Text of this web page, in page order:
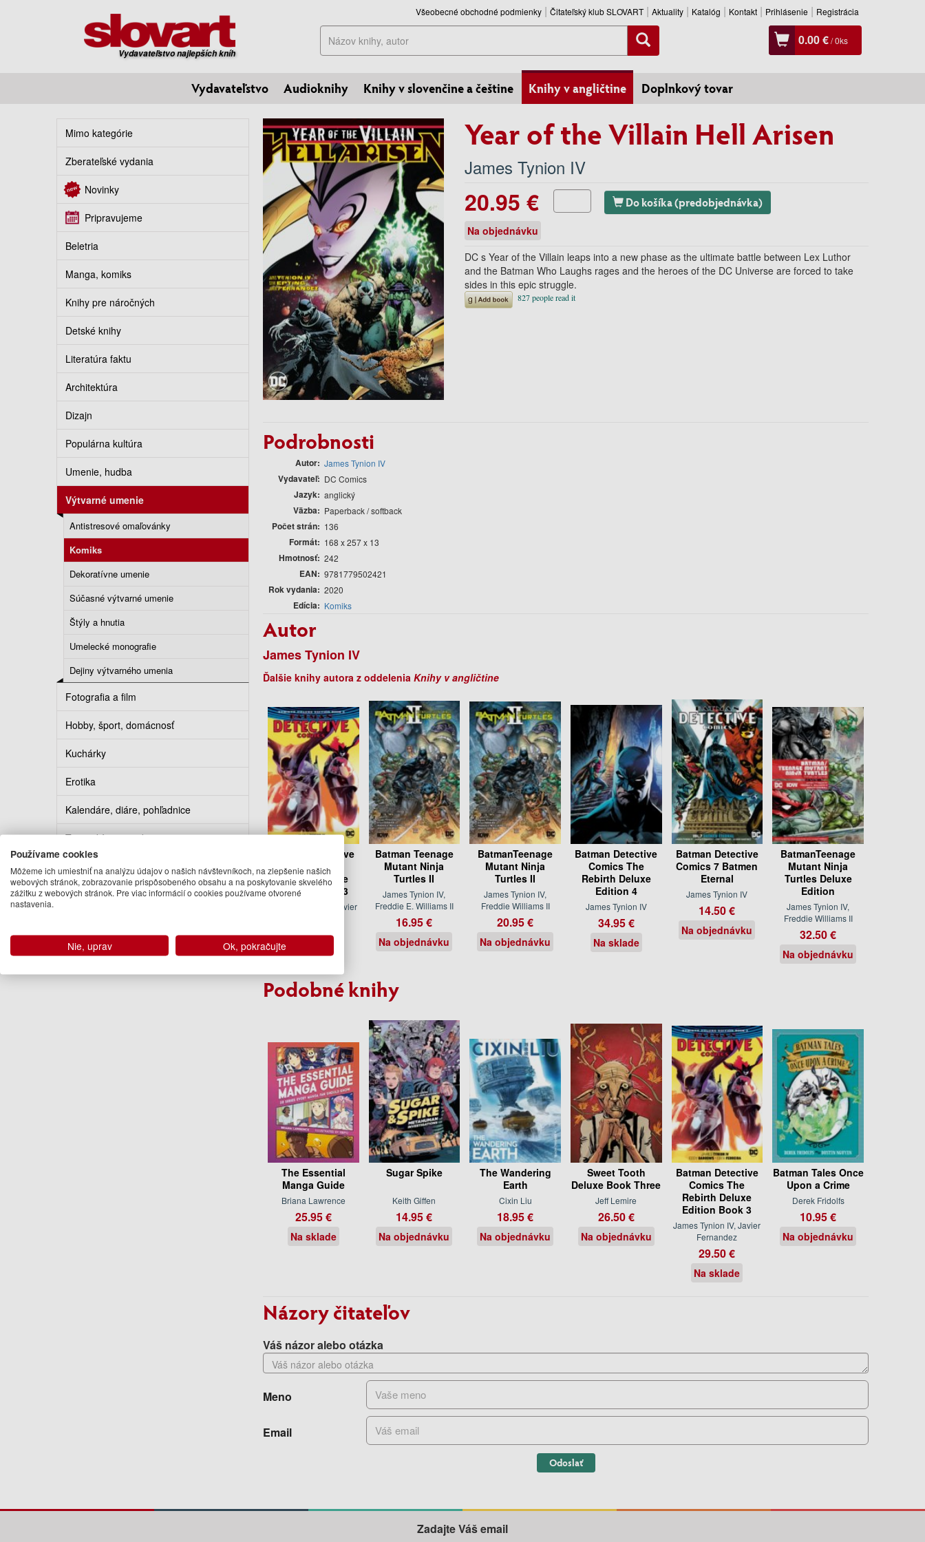
Vydavateľstvo najlepších kníh
Všeobecné obchodné podmienky Čitateľský klub SLOVART Aktuality Katalóg Kontakt Prihlásenie Registrácia
Hľadať 0.00 €/0ks
Vydavateľstvo Audioknihy Knihy v slovenčine a češtine Knihy v angličtine Doplnkový tovar
Mimo kategórie
Zberateľské vydania
Novinky
Pripravujeme
Beletria
Manga, komiks
Knihy pre náročných
Detské knihy
Literatúra faktu
Architektúra
Dizajn
Populárna kultúra
Umenie, hudba
Výtvarné umenie
Antistresové omaľovánky
Komiks
Dekoratívne umenie
Súčasné výtvarné umenie
Štýly a hnutia
Umelecké monografie
Dejiny výtvarného umenia
Fotografia a film
Hobby, šport, domácnosť
Kuchárky
Erotika
Kalendáre, diáre, pohľadnice
Turistickí sprievodcovia
Year of the Villain Hell Arisen
James Tynion IV
20.95 € Do košíka (predobjednávka)
Na objednávku
DC s Year of the Villain leaps into a new phase as the ultimate battle between Lex Luthor
and the Batman Who Laughs rages and the heroes of the DC Universe are forced to take
sides in this epic struggle.
Podrobnosti
Autor James Tynion IV
Vydavateľ DC Comics
Jazyk anglický
Väzba Paperback / softback
Počet strán 136
Formát 168 x 257 x 13
Hmotnosť 242
EAN 9781779502421
Rok vydania 2020
Edícia Komiks
Autor
James Tynion IV
Ďalšie knihy autora z oddelenia Knihy v angličtine
Batman Detective
Comics The
Rebirth Deluxe
Edition Book 3
James Tynion IV, Javier
29.50 €
Na sklade
Batman Teenage
Mutant Ninja
Turtles II
James Tynion IV,
Freddie E. Williams II
16.95 €
Na objednávku
BatmanTeenage
Mutant Ninja
Turtles II
James Tynion IV,
Freddie Williams II
20.95 €
Na objednávku
Batman Detective
Comics The
Rebirth Deluxe
Edition 4
James Tynion IV
34.95 €
Na sklade
Batman Detective
Comics 7 Batmen
Eternal
James Tynion IV
14.50 €
Na objednávku
BatmanTeenage
Mutant Ninja
Turtles Deluxe
Edition
James Tynion IV,
Freddie Williams II
32.50 €
Na objednávku
Podobné knihy
The Essential
Manga Guide
Briana Lawrence
25.95 €
Na sklade
Sugar Spike
Keith Giffen
14.95 €
Na objednávku
The Wandering
Earth
Cixin Liu
18.95 €
Na objednávku
Sweet Tooth
Deluxe Book Three
Jeff Lemire
26.50 €
Na objednávku
Batman Detective
Comics The
Rebirth Deluxe
Edition Book 3
James Tynion IV, Javier
Fernandez
29.50 €
Na sklade
Batman Tales Once
Upon a Crime
Derek Fridolfs
10.95 €
Na objednávku
Názory čitateľov
Váš názor alebo otázka
Meno
Email
Odoslať
Zadajte Váš email
Používame cookies
Môžeme ich umiestniť na analýzu údajov o našich návštevníkoch, na zlepšenie našich
webových stránok, zobrazovanie prispôsobeného obsahu a na poskytovanie skvelého
zážitku z webových stránok. Pre viac informácií o cookies používame otvorené
nastavenia.
Nie, uprav Ok, pokračujte